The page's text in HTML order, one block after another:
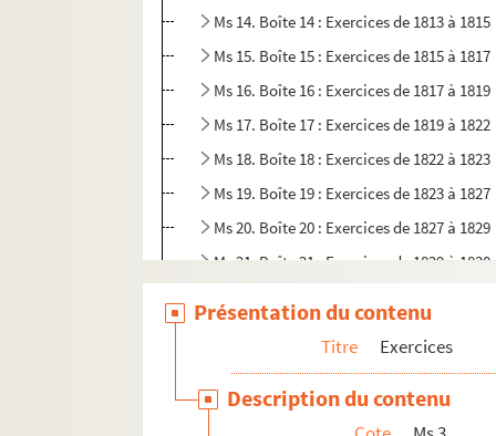
Ms 14. Boîte 14 : Exercices de 1813 à 1815
Ms 15. Boîte 15 : Exercices de 1815 à 1817
Ms 16. Boîte 16 : Exercices de 1817 à 1819
Ms 17. Boîte 17 : Exercices de 1819 à 1822
Ms 18. Boîte 18 : Exercices de 1822 à 1823
Ms 19. Boîte 19 : Exercices de 1823 à 1827
Ms 20. Boîte 20 : Exercices de 1827 à 1829
Ms 21. Boîte 21 : Exercices de 1829 à 1830
Ms 24. Boîte 24 : Exercices de 1839 à 1845
Présentation du contenu
Titre Exercices
Description du contenu